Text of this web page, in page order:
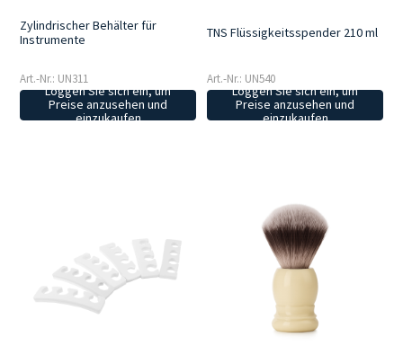
Zylindrischer Behälter für
Instrumente
Art.-Nr.: UN311
Loggen Sie sich ein, um
Preise anzusehen und
einzukaufen
TNS Flüssigkeitsspender 210 ml
Art.-Nr.: UN540
Loggen Sie sich ein, um
Preise anzusehen und
einzukaufen